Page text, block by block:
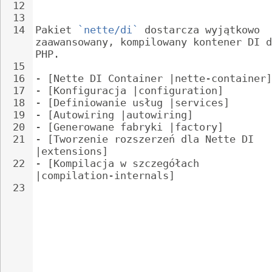
12
13
14
15
16
17
18
19
20
21
22
23
Pakiet `nette/di`
dostarcza wyjątkowo
zaawansowany, kompilowany kontener
PHP.
-
[Nette DI Container |nette-container]
-
[Konfiguracja |configuration]
-
[Definiowanie usług |services]
-
[Autowiring |autowiring]
-
[Generowane fabryki |factory]
-
[Tworzenie rozszerzeń dla Nette DI
|extensions]
-
[Kompilacja w szczegółach
|compilation-internals]